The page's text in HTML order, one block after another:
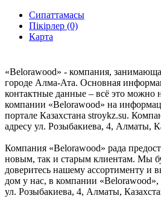
Сипаттамасы
Пікірлер (0)
Карта
«Belorawood» - компания,
городе Алма-Ата. Основная
контактные данные – всё это можно
компании «Belorawood» на
портале Казахстана stroykz.su.
адресу ул. Розыбакиева, 4, Алматы,
Компания «Belorawood» рада
новым, так и старым клиентам. Мы
доверитесь нашему ассортименту и
дом у нас, в компании «Belorawood»,
ул. Розыбакиева, 4, Алматы,